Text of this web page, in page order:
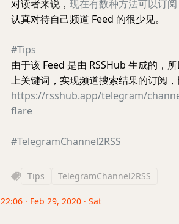
对读者来说， 现在有数种方法可以订阅
认真对待自己频道 Feed 的很少见。
#Tips
由于该 Feed 是由 RSSHub 生成的，
上关键词，实现频道搜索结果的订阅
https://rsshub.app/telegram/
flare
#TelegramChannel2RSS
Tips TelegramChannel2RSS
22:06 · Feb 29, 2020 · Sat